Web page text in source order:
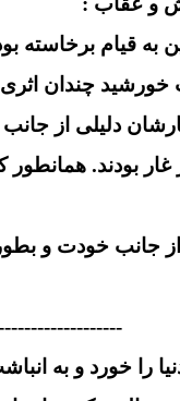
قیام برخاسته
خورشید چندان
دلیلی از جانب
بودند.
از جانب خودت و